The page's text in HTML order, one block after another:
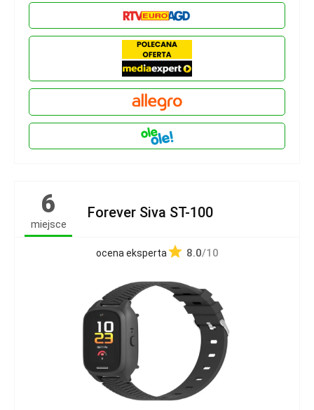
6
miejsce
Forever Siva ST-100
ocena eksperta 8.0/10